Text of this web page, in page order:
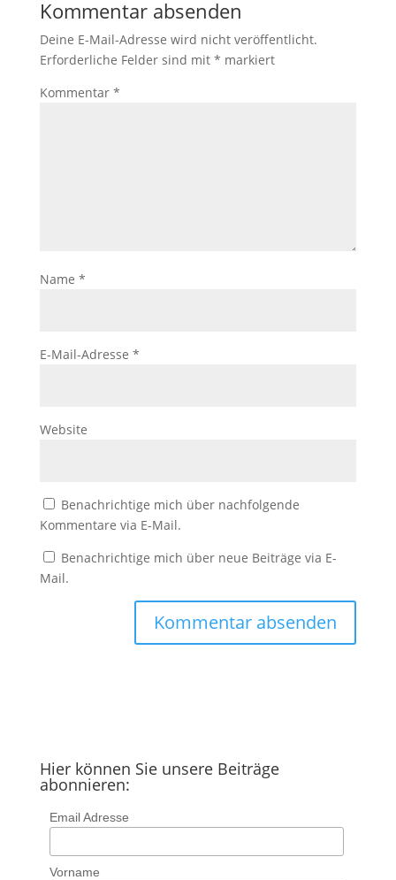
Kommentar absenden
Deine E-Mail-Adresse wird nicht veröffentlicht.
Erforderliche Felder sind mit * markiert
Kommentar *
Name *
E-Mail-Adresse *
Website
Benachrichtige mich über nachfolgende
Kommentare via E-Mail.
Benachrichtige mich über neue Beiträge via E-
Mail.
Hier können Sie unsere Beiträge
abonnieren:
Email Adresse
Vorname